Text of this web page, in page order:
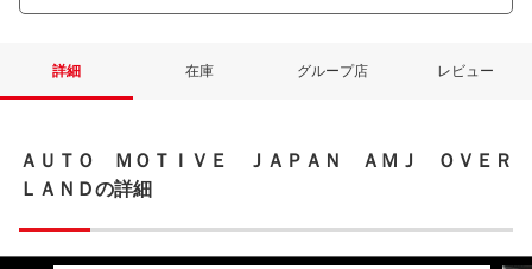
詳細 在庫 グループ店 レビュー
ＡＵＴＯ ＭＯＴＩＶＥ ＪＡＰＡＮ ＡＭＪ ＯＶＥＲ
ＬＡＮＤの詳細